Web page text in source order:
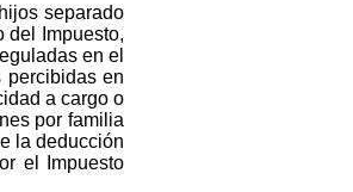
separado
del Impuesto,
en el
percibidas en
a cargo o
por familia
la deducción
el Impuesto